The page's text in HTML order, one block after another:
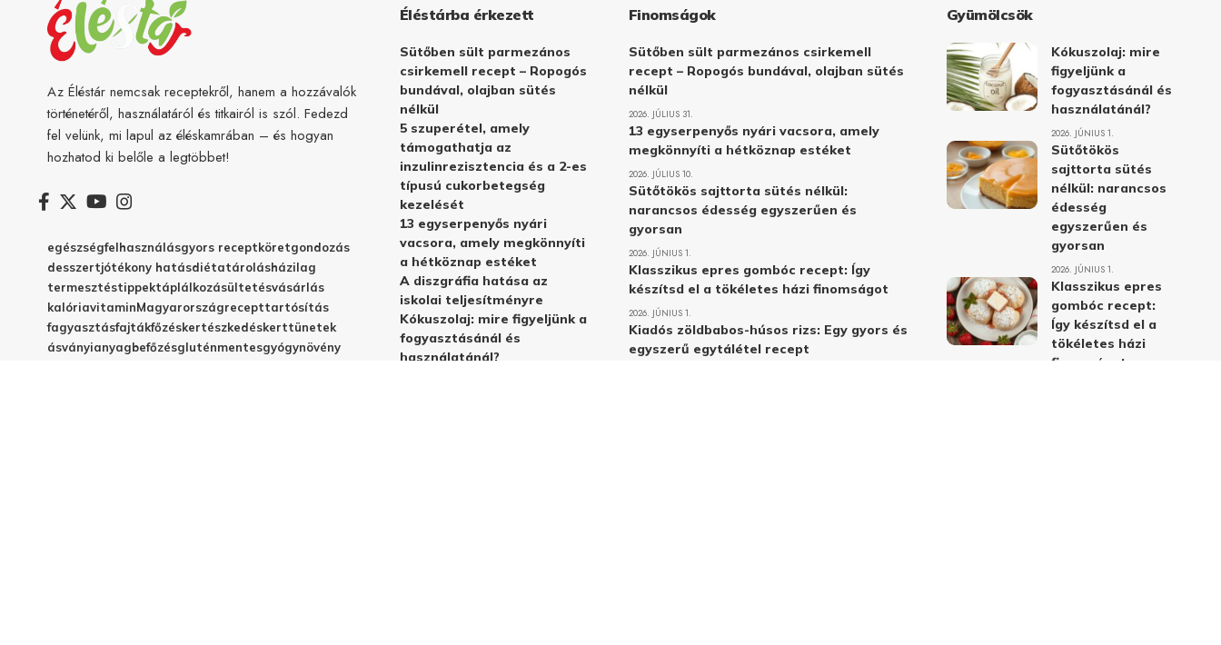
Az Éléstár nemcsak receptekről, hanem a hozzávalók
történetéről, használatáról és titkairól is szól. Fedezd
fel velünk, mi lapul az éléskamrában – és hogyan
hozhatod ki belőle a legtöbbet!
egészségfelhasználásgyors receptköretgondozás
desszertjótékony hatásdiétatárolásházilag
termesztéstippektáplálkozásültetésvásárlás
kalóriavitaminMagyarországrecepttartósítás
fagyasztásfajtákfőzéskertészkedéskerttünetek
ásványianyagbefőzésgluténmentesgyógynövény
Éléstárba érkezett
Sütőben sült parmezános
csirkemell recept – Ropogós
bundával, olajban sütés
nélkül
5 szuperétel, amely
támogathatja az
inzulinrezisztencia és a 2-es
típusú cukorbetegség
kezelését
13 egyserpenyős nyári
vacsora, amely megkönnyíti
a hétköznap estéket
A diszgráfia hatása az
iskolai teljesítményre
Kókuszolaj: mire figyeljünk a
fogyasztásánál és
használatánál?
Finomságok
Sütőben sült parmezános csirkemell
recept – Ropogós bundával, olajban sütés
nélkül
2026. JÚLIUS 31.
13 egyserpenyős nyári vacsora, amely
megkönnyíti a hétköznap estéket
2026. JÚLIUS 10.
Sütőtökös sajttorta sütés nélkül:
narancsos édesség egyszerűen és
gyorsan
2026. JÚNIUS 1.
Klasszikus epres gombóc recept: Így
készítsd el a tökéletes házi finomságot
2026. JÚNIUS 1.
Kiadós zöldbabos-húsos rizs: Egy gyors és
egyszerű egytálétel recept
Gyümölcsök
Kókuszolaj: mire
figyeljünk a
fogyasztásánál és
használatánál?
2026. JÚNIUS 1.
Sütőtökös
sajttorta sütés
nélkül: narancsos
édesség
egyszerűen és
gyorsan
2026. JÚNIUS 1.
Klasszikus epres
gombóc recept:
Így készítsd el a
tökéletes házi
finomságot